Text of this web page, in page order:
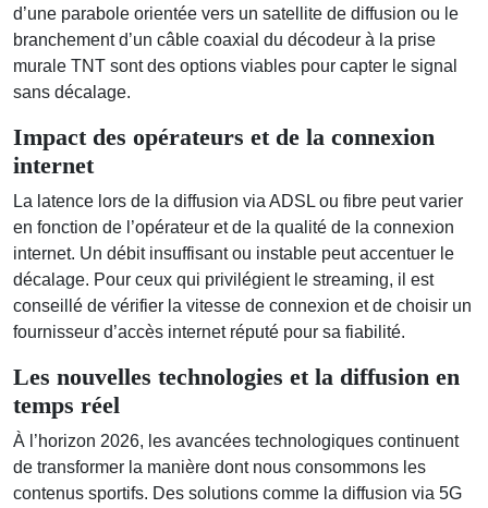
d’une parabole orientée vers un satellite de diffusion ou le
branchement d’un câble coaxial du décodeur à la prise
murale TNT sont des options viables pour capter le signal
sans décalage.
Impact des opérateurs et de la connexion
internet
La latence lors de la diffusion via ADSL ou fibre peut varier
en fonction de l’opérateur et de la qualité de la connexion
internet. Un débit insuffisant ou instable peut accentuer le
décalage. Pour ceux qui privilégient le streaming, il est
conseillé de vérifier la vitesse de connexion et de choisir un
fournisseur d’accès internet réputé pour sa fiabilité.
Les nouvelles technologies et la diffusion en
temps réel
À l’horizon 2026, les avancées technologiques continuent
de transformer la manière dont nous consommons les
contenus sportifs. Des solutions comme la diffusion via 5G